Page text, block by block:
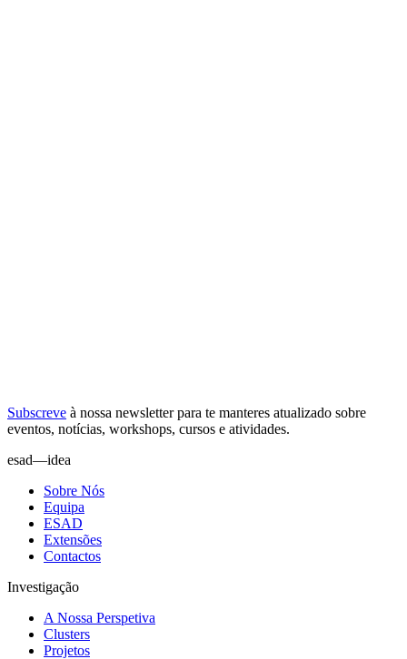
Subscreve à nossa newsletterpara te manteres atualizado sobre
eventos, notícias, workshops, cursos e atividades.
esad—idea
Sobre Nós
Equipa
ESAD
Extensões
Contactos
Investigação
A Nossa Perspetiva
Clusters
Projetos